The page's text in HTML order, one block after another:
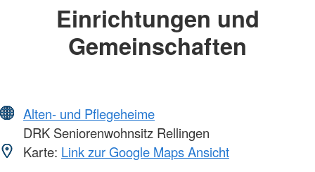
Einrichtungen und
Gemeinschaften
Alten- und Pflegeheime
DRK Seniorenwohnsitz Rellingen
Karte: Link zur Google Maps Ansicht